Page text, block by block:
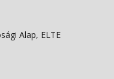
Alap, ELTE